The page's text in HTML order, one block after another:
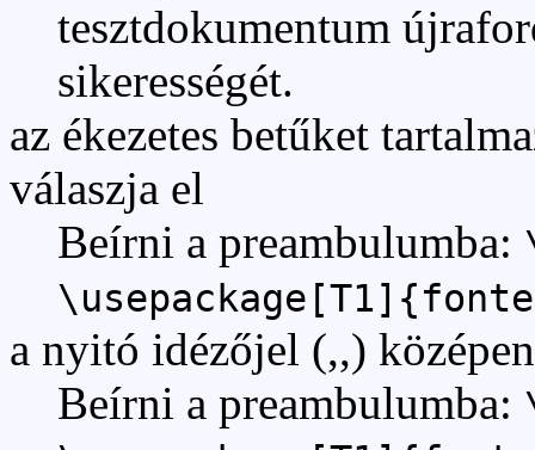
tesztdokumentum
sikerességét.
az ékezetes betűket
válaszja el
Beírni a preambulumba:
a nyitó idézőjel (,,)
Beírni a preambulumba: